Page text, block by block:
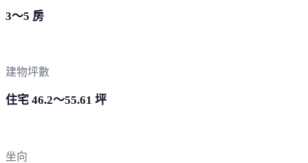
3～5 房
建物坪數
住宅 46.2～55.61 坪
坐向